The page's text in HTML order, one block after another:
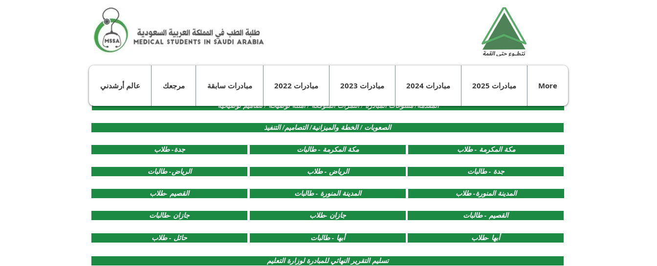
عالم أرشدني مرجعك مبادرات سابقة مبادرات 2022 مبادرات 2023 مبادرات 2024 مبادرات 2025 More
المقدمة/ مسوغات المبادرة / الثمرات المتوقعة / أمثلة توضيحة / تصاميم توضيحية
الصعوبات / الخطة والميزانية/ التصاميم/ التنفيذ
جدة- طلاب مكة المكرمة - طالبات مكة المكرمة - طلاب
الرياض- طالبات الرياض - طلاب جدة - طالبات
القصيم -طلاب المدينة المنورة - طالبات المدينة المنورة- طلاب
جازان -طالبات جازان -طلاب القصيم - طالبات
حائل - طلاب أبها - طالبات أبها -طلاب
تسليم التقرير النهائي للمبادرة لوزارة التعليم